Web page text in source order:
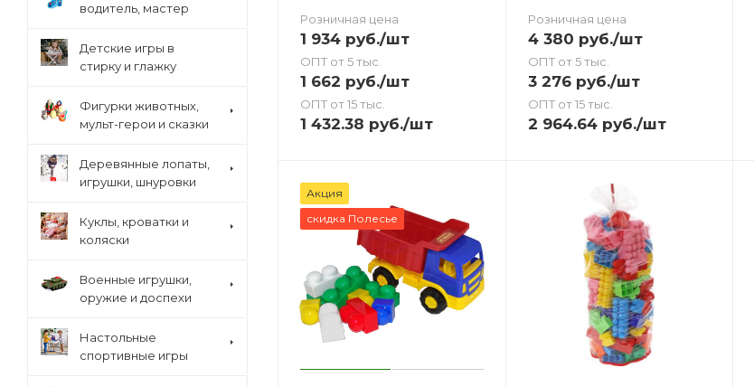
Розничная цена
1 934 руб./шт
ОПТ от 5 тыс.
1 662 руб./шт
ОПТ от 15 тыс.
1 432.38 руб./шт
Розничная цена
4 380 руб./шт
ОПТ от 5 тыс.
3 276руб./шт
ОПТ от 15 тыс.
2 964.64руб./шт
Акция
скидка Полесье
водитель, мастер
Детские игры в
стирку и глажку
Фигурки животных,
мульт-герои и сказки
Деревянные лопаты,
игрушки, шнуровки
Куклы, кроватки и
коляски
Военные игрушки,
оружие и доспехи
Настольные
спортивные игры